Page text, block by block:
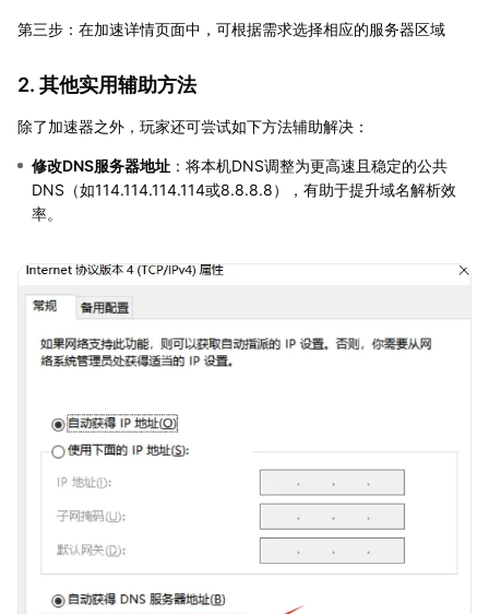
第三步：在加速详情页面中，可根据需求选择相应的服务器区域
2. 其他实用辅助方法
除了加速器之外，玩家还可尝试如下方法辅助解决：
修改DNS服务器地址 ：将本机DNS调整为更高速且稳定的公共
DNS（如114.114.114.114或8.8.8.8），有助于提升域名解析效
率。